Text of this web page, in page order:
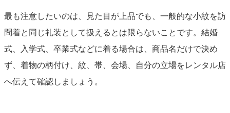
最も注意したいのは、見た目が上品でも、一般的な小紋を訪
問着と同じ礼装として扱えるとは限らないことです。結婚
式、入学式、卒業式などに着る場合は、商品名だけで決め
ず、着物の柄付け、紋、帯、会場、自分の立場をレンタル店
へ伝えて確認しましょう。